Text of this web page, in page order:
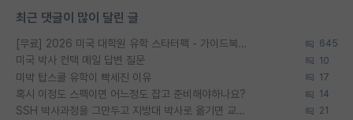
최근 댓글이 많이 달린 글
[무료] 2026 미국 대학원 유학 스타터팩 - 가이드북 & 합격자 컨택메일 템플릿 645
미국 박사 컨택 메일 답변 질문 10
미박 탑스쿨 유학이 빡세진 이유 17
혹시 이정도 스펙이면 어느정도 잡고 준비해야하나요? 14
SSH 박사과정을 그만두고 지방대 박사로 옮기면 교수의 꿈은 끝일까요? 21